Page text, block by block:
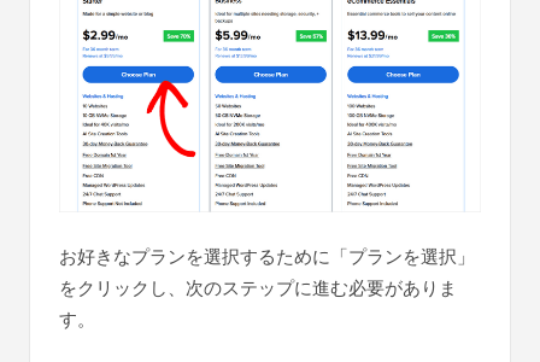
お好きなプランを選択するために「プランを選択」
をクリックし、次のステップに進む必要がありま
す。